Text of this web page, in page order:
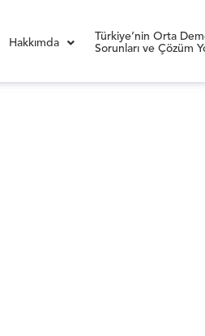
Hakkımda
Türkiye’nin Orta
Sorunları ve Çözüm